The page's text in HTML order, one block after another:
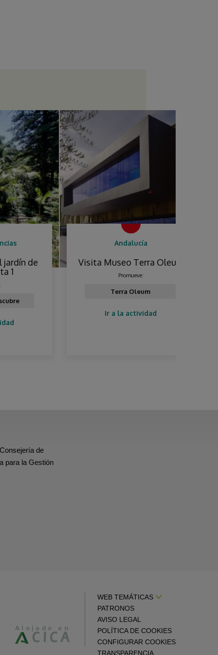
de
Andalucía
Visita Museo Terra Oleum
Terra Oleum
Ir a la actividad
de
para la Gestión
WEB TEMÁTICAS
PATRONOS
AVISO LEGAL
POLÍTICA DE COOKIES
CONFIGURAR COOKIES
TRANSPARENCIA